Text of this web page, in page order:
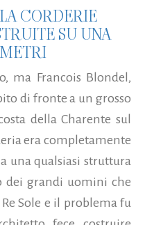
CORDERIE
SU UNA
ma Francois Blondel,
di fronte a un grosso
della Charente sul
era completamente
una qualsiasi struttura
dei grandi uomini che
Sole e il problema fu